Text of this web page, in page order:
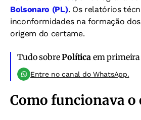
Bolsonaro (PL). Os relatórios
inconformidades na formação
origem do certame.
Tudo sobrePolíticaem primeira
Entre no canal do WhatsApp.
Como funcionava o